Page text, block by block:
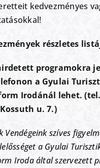
kedvezményes
részletes
programokra
a Gyulai
Irodánál lehet.
u. 7.)
Vendégeink szíves
a Gyulai
Iroda által szervezett